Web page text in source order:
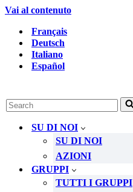
Vai al contenuto
Français
Deutsch
Italiano
Español
Ricerca
per
SU DI NOI
SU DI NOI
AZIONI
GRUPPI
TUTTI I GRUPPI